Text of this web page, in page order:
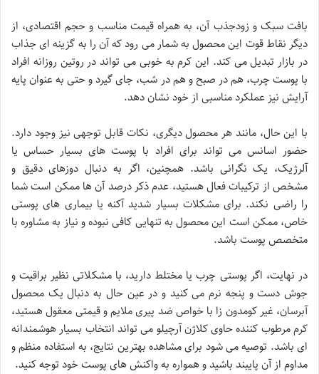
بافت سبک و زودجذب آن، به همراه قیمت مناسب و حجم اقتصادی، از
دیگر نقاط قوت این محصول به شمار می رود که آن را به گزینه ای جذاب
در بازار تبدیل می کند. این کرم به خوبی می تواند در روتین روزانه افراد
با پوست چرب، هم در صبح و هم در شب، جای گیرد و حتی به عنوان پایه
آرایش نیز عملکرد مناسبی از خود نشان دهد.
با این حال، مانند هر محصول دیگری، نکات قابل توجهی نیز وجود دارد.
حضور اسانس می تواند برای افراد با پوست های بسیار حساس یا
آلرژیک، یک نگرانی باشد. همچنین، اگر به دنبال دوزهای دقیق و
مشخص از ترکیبات فعال هستید، عدم ذکر درصد آن ها ممکن است شما
را راضی نکند. برای مشکلات بسیار شدید آکنه یا بیماری های پوستی
خاص، ممکن است این محصول به تنهایی کافی نبوده و نیاز به مشاوره با
متخصص پوست باشد.
در نهایت، اگر پوستی چرب یا مختلط دارید، با مشکلاتی نظیر براقیت و
جوش دست و پنجه نرم می کنید و در عین حال به دنبال یک محصول
آبرسان، غیر کومدون زا با خواص ضد پیری ملایم و قیمتی معقول هستید،
کرم مرطوب کننده حاوی کلاژن آرچیلو می تواند انتخاب بسیار هوشمندانه
ای باشد. توصیه می شود برای مشاهده بهترین نتایج، به استفاده منظم و
مداوم از آن پایبند باشید و همواره به واکنش های پوست خود توجه کنید.